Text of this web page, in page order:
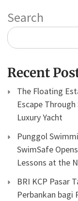
Search
Recent
The Floating
Escape
Luxury Yacht
Punggol
SwimSafe
Lessons at the
BRI KCP Pasar
Perbankan bagi